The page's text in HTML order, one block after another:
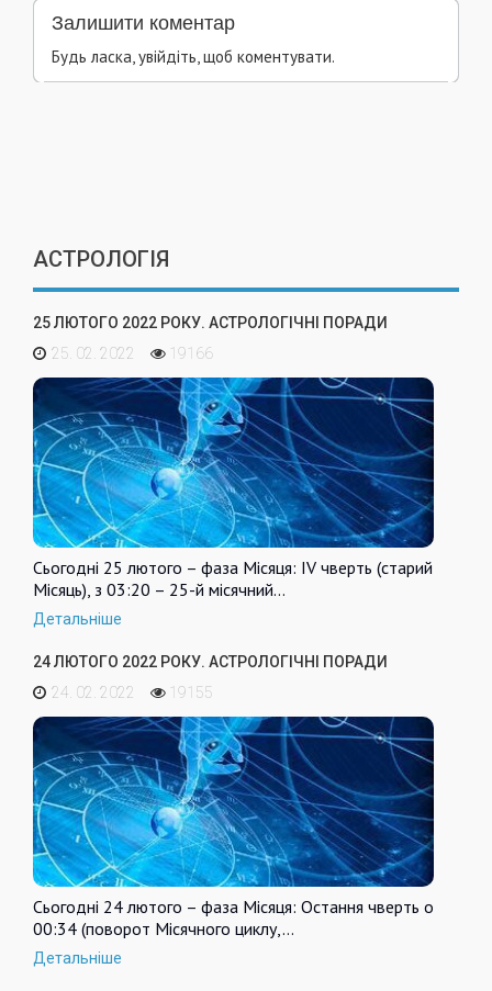
Залишити коментар
Будь ласка, увійдіть, щоб коментувати.
АСТРОЛОГІЯ
25 ЛЮТОГО 2022 РОКУ. АСТРОЛОГІЧНІ ПОРАДИ
25. 02. 2022
19166
Сьогодні 25 лютого – фаза Місяця: IV чверть (старий
Місяць), з 03:20 – 25-й місячний…
Детальніше
24 ЛЮТОГО 2022 РОКУ. АСТРОЛОГІЧНІ ПОРАДИ
24. 02. 2022
19155
Сьогодні 24 лютого – фаза Місяця: Остання чверть о
00:34 (поворот Місячного циклу,…
Детальніше